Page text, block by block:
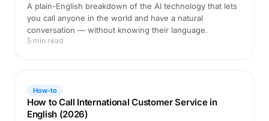
A plain-English breakdown of the AI technology that lets
you call anyone in the world and have a natural
conversation — without knowing their language.
5 min read
How-to
How to Call International Customer Service in
English (2026)